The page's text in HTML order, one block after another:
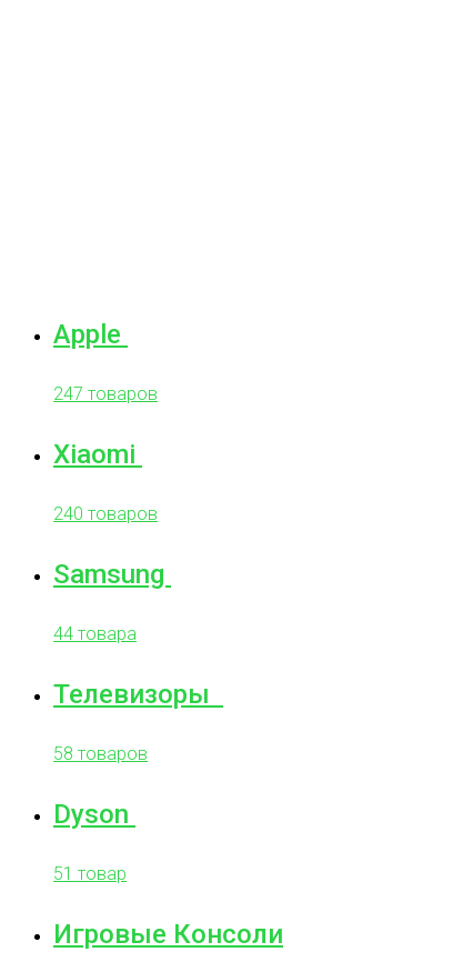
Apple
247 товаров
Xiaomi
240 товаров
Samsung
44 товара
Телевизоры
58 товаров
Dyson
51 товар
Игровые Консоли